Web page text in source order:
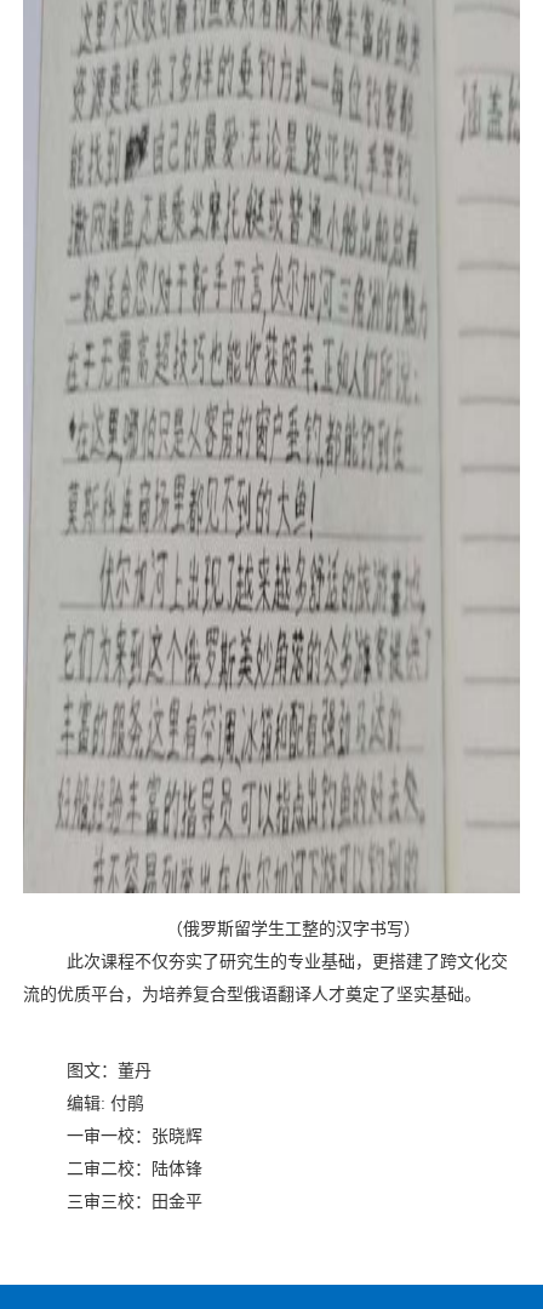
（俄罗斯留学生工整的汉字书写）
此次课程不仅夯实了研究生的专业基础，更搭建了跨文化交
流的优质平台，为培养复合型俄语翻译人才奠定了坚实基础。
图文：董丹
编辑:付鹃
一审一校：张晓辉
二审二校：陆体锋
三审三校：田金平